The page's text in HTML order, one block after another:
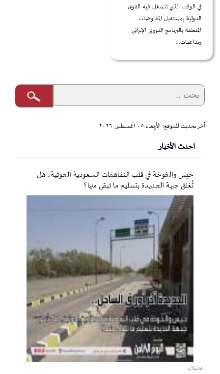
في الوقت الذي تنشغل فيه القوى
الدولية بمستقبل المفاوضات
المتعلقة بالبرنامج النووي الإيراني
وتداعيات...
آخر تحديث للموقع: الأربعاء ٠٥ أغسطس ٢٠٢٦
احدث الأخبار
حيس والخوخة في قلب التفاهمات السعودية الحوثية.. هل
تُغلق جبهة الحديدة بتسليم ما تبقى منها؟
تحليلات